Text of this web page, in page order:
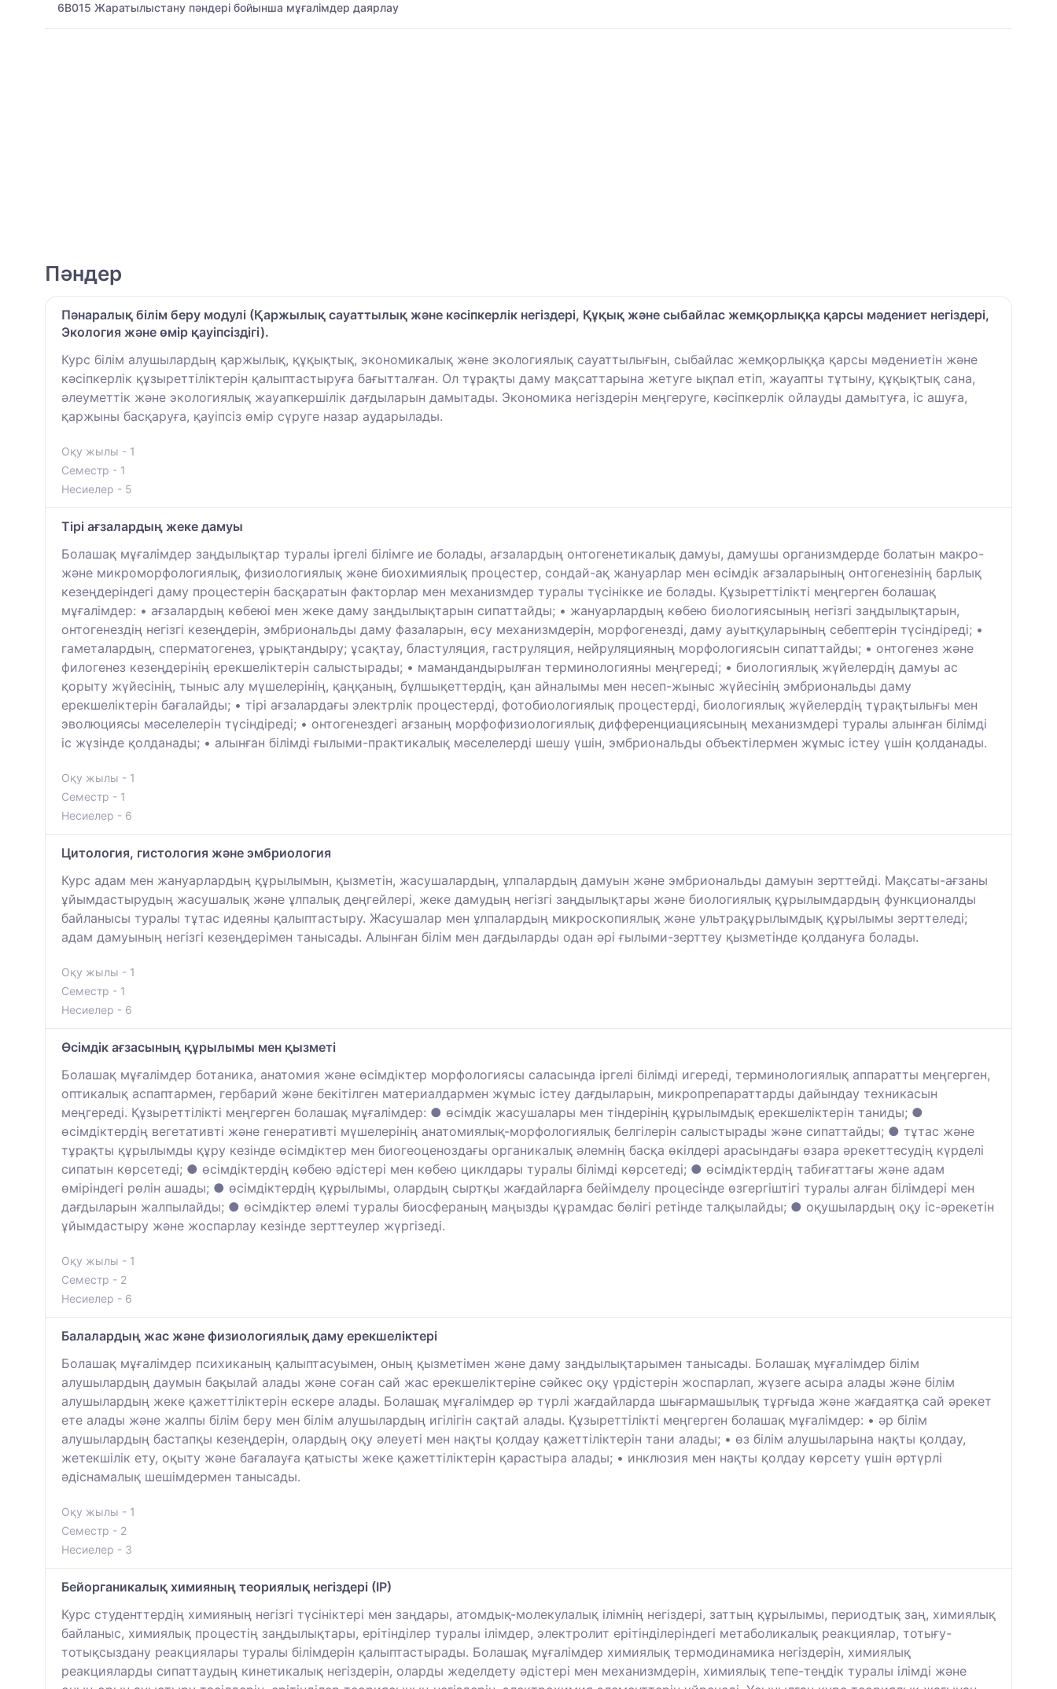
6B015 Жаратылыстану пәндері бойынша мұғалімдер даярлау
Пәндер
Пәнаралық білім беру модулі (Қаржылық сауаттылық және кәсіпкерлік негіздері, Құқық және сыбайлас жемқорлыққа қарсы мәдениет негіздері,
Экология және өмір қауіпсіздігі).
Курс білім алушылардың қаржылық, құқықтық, экономикалық және экологиялық сауаттылығын, сыбайлас жемқорлыққа қарсы мәдениетін және
кәсіпкерлік құзыреттіліктерін қалыптастыруға бағытталған. Ол тұрақты даму мақсаттарына жетуге ықпал етіп, жауапты тұтыну, құқықтық сана,
әлеуметтік және экологиялық жауапкершілік дағдыларын дамытады. Экономика негіздерін меңгеруге, кәсіпкерлік ойлауды дамытуға, іс ашуға,
қаржыны басқаруға, қауіпсіз өмір сүруге назар аударылады.
Оқу жылы - 1
Семестр - 1
Несиелер - 5
Тірі ағзалардың жеке дамуы
Болашақ мұғалімдер заңдылықтар туралы іргелі білімге ие болады, ағзалардың онтогенетикалық дамуы, дамушы организмдерде болатын макро-
және микроморфологиялық, физиологиялық және биохимиялық процестер, сондай-ақ жануарлар мен өсімдік ағзаларының онтогенезінің барлық
кезеңдеріндегі даму процестерін басқаратын факторлар мен механизмдер туралы түсінікке ие болады. Құзыреттілікті меңгерген болашақ
мұғалімдер: • ағзалардың көбеюі мен жеке даму заңдылықтарын сипаттайды; • жануарлардың көбею биологиясының негізгі заңдылықтарын,
онтогенездің негізгі кезеңдерін, эмбриональды даму фазаларын, өсу механизмдерін, морфогенезді, даму ауытқуларының себептерін түсіндіреді; •
гаметалардың, сперматогенез, ұрықтандыру; ұсақтау, бластуляция, гаструляция, нейруляцияның морфологиясын сипаттайды; • онтогенез және
филогенез кезеңдерінің ерекшеліктерін салыстырады; • мамандандырылған терминологияны меңгереді; • биологиялық жүйелердің дамуы ас
қорыту жүйесінің, тыныс алу мүшелерінің, қаңқаның, бұлшықеттердің, қан айналымы мен несеп-жыныс жүйесінің эмбриональды даму
ерекшеліктерін бағалайды; • тірі ағзалардағы электрлік процестерді, фотобиологиялық процестерді, биологиялық жүйелердің тұрақтылығы мен
эволюциясы мәселелерін түсіндіреді; • онтогенездегі ағзаның морфофизиологиялық дифференциациясының механизмдері туралы алынған білімді
іс жүзінде қолданады; • алынған білімді ғылыми-практикалық мәселелерді шешу үшін, эмбриональды объектілермен жұмыс істеу үшін қолданады.
Оқу жылы - 1
Семестр - 1
Несиелер - 6
Цитология, гистология және эмбриология
Курс адам мен жануарлардың құрылымын, қызметін, жасушалардың, ұлпалардың дамуын және эмбриональды дамуын зерттейді. Мақсаты-ағзаны
ұйымдастырудың жасушалық және ұлпалық деңгейлері, жеке дамудың негізгі заңдылықтары және биологиялық құрылымдардың функционалды
байланысы туралы тұтас идеяны қалыптастыру. Жасушалар мен ұлпалардың микроскопиялық және ультрақұрылымдық құрылымы зерттеледі;
адам дамуының негізгі кезеңдерімен танысады. Алынған білім мен дағдыларды одан әрі ғылыми-зерттеу қызметінде қолдануға болады.
Оқу жылы - 1
Семестр - 1
Несиелер - 6
Өсімдік ағзасының құрылымы мен қызметі
Болашақ мұғалімдер ботаника, анатомия және өсімдіктер морфологиясы саласында іргелі білімді игереді, терминологиялық аппаратты меңгерген,
оптикалық аспаптармен, гербарий және бекітілген материалдармен жұмыс істеу дағдыларын, микропрепараттарды дайындау техникасын
меңгереді. Құзыреттілікті меңгерген болашақ мұғалімдер: ● өсімдік жасушалары мен тіндерінің құрылымдық ерекшеліктерін таниды; ●
өсімдіктердің вегетативті және генеративті мүшелерінің анатомиялық-морфологиялық белгілерін салыстырады және сипаттайды; ● тұтас және
тұрақты құрылымды құру кезінде өсімдіктер мен биогеоценоздағы органикалық әлемнің басқа өкілдері арасындағы өзара әрекеттесудің күрделі
сипатын көрсетеді; ● өсімдіктердің көбею әдістері мен көбею циклдары туралы білімді көрсетеді; ● өсімдіктердің табиғаттағы және адам
өміріндегі рөлін ашады; ● өсімдіктердің құрылымы, олардың сыртқы жағдайларға бейімделу процесінде өзгергіштігі туралы алған білімдері мен
дағдыларын жалпылайды; ● өсімдіктер әлемі туралы биосфераның маңызды құрамдас бөлігі ретінде талқылайды; ● оқушылардың оқу іс-әрекетін
ұйымдастыру және жоспарлау кезінде зерттеулер жүргізеді.
Оқу жылы - 1
Семестр - 2
Несиелер - 6
Балалардың жас және физиологиялық даму ерекшеліктері
Болашақ мұғалімдер психиканың қалыптасуымен, оның қызметімен және даму заңдылықтарымен танысады. Болашақ мұғалімдер білім
алушылардың даумын бақылай алады және соған сай жас ерекшеліктеріне сәйкес оқу үрдістерін жоспарлап, жүзеге асыра алады және білім
алушылардың жеке қажеттіліктерін ескере алады. Болашақ мұғалімдер әр түрлі жағдайларда шығармашылық тұрғыда және жағдаятқа сай әрекет
ете алады және жалпы білім беру мен білім алушылардың игілігін сақтай алады. Құзыреттілікті меңгерген болашақ мұғалімдер: • әр білім
алушылардың бастапқы кезеңдерін, олардың оқу әлеуеті мен нақты қолдау қажеттіліктерін тани алады; • өз білім алушыларына нақты қолдау,
жетекшілік ету, оқыту және бағалауға қатысты жеке қажеттіліктерін қарастыра алады; • инклюзия мен нақты қолдау көрсету үшін әртүрлі
әдіснамалық шешімдермен танысады.
Оқу жылы - 1
Семестр - 2
Несиелер - 3
Бейорганикалық химияның теориялық негіздері (ІР)
Курс студенттердің химияның негізгі түсініктері мен заңдары, атомдық-молекулалық ілімнің негіздері, заттың құрылымы, периодтық заң, химиялық
байланыс, химиялық процестің заңдылықтары, ерітінділер туралы ілімдер, электролит ерітінділеріндегі метаболикалық реакциялар, тотығу-
тотықсыздану реакциялары туралы білімдерін қалыптастырады. Болашақ мұғалімдер химиялық термодинамика негіздерін, химиялық
реакцияларды сипаттаудың кинетикалық негіздерін, оларды жеделдету әдістері мен механизмдерін, химиялық тепе-теңдік туралы ілімді және